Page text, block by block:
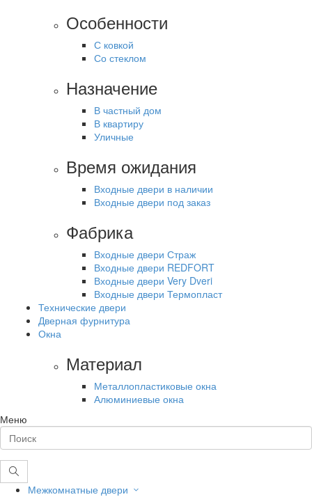
Особенности
С ковкой
Со стеклом
Назначение
В частный дом
В квартиру
Уличные
Время ожидания
Входные двери в наличии
Входные двери под заказ
Фабрика
Входные двери Страж
Входные двери REDFORT
Входные двери Very Dveri
Входные двери Термопласт
Технические двери
Дверная фурнитура
Окна
Материал
Металлопластиковые окна
Алюминиевые окна
Меню
Межкомнатные двери